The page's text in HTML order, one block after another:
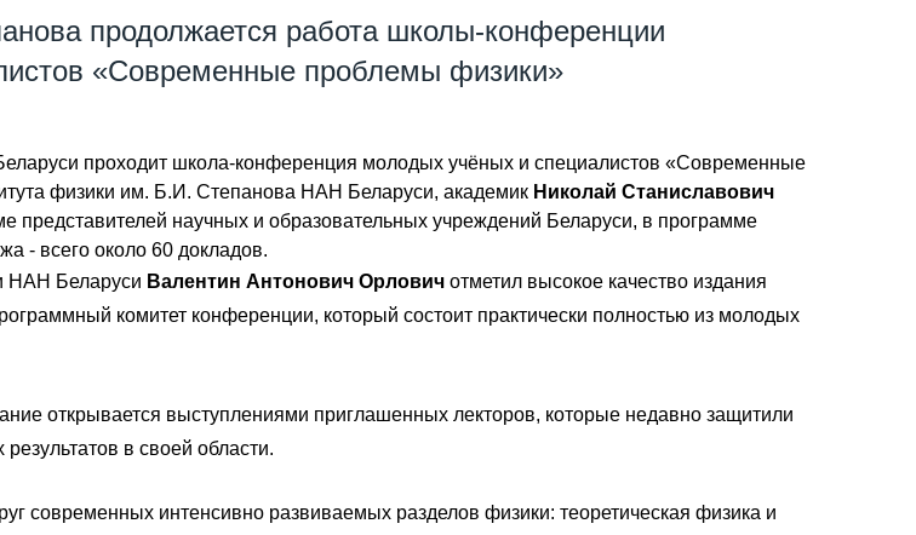
продолжается работа школы-конференции
«Современные проблемы физики»
проходит школа-конференция молодых учёных и специалистов «Современные
физики им. Б.И. Степанова НАН Беларуси, академик Николай Станиславович
представителей научных и образовательных учреждений Беларуси, в программе
- всего около 60 докладов.
НАН Беларуси Валентин Антонович Орлович отметил высокое качество издания
комитет конференции, который состоит практически полностью из молодых
открывается выступлениями приглашенных лекторов, которые недавно защитили
в своей области.
современных интенсивно развиваемых разделов физики: теоретическая физика и